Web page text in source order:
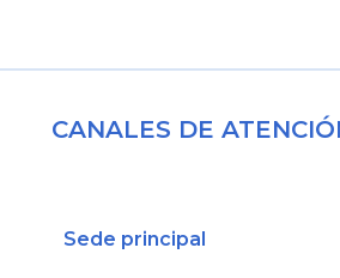
CANALES DE
Sede principal